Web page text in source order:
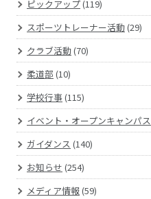
ピックアップ(119)
スポーツトレーナー活動(29)
クラブ活動(70)
柔道部 (10)
学校行事(115)
イベント・オープンキャンパス
ガイダンス (140)
お知らせ (254)
メディア情報(59)